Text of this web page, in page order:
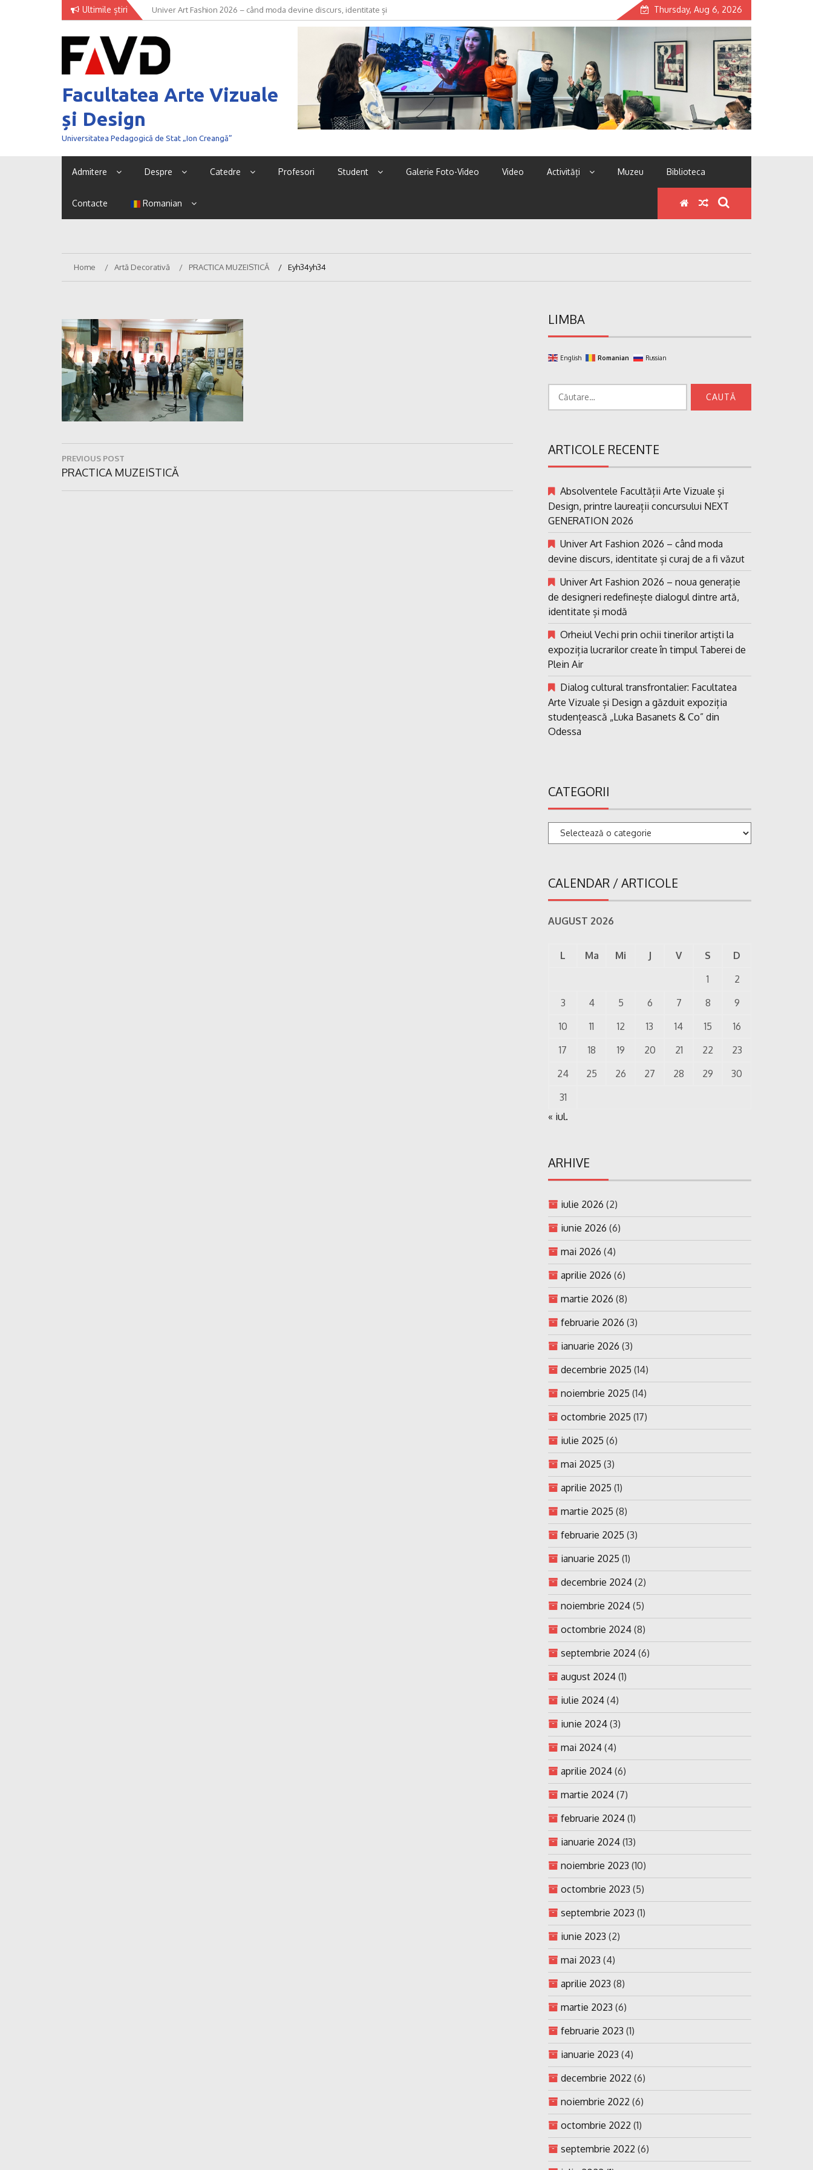
Ultimile știri
Univer Art Fashion 2026 – când moda devine discurs, identitate și
curaj de a fi văzut
Thursday, Aug 6, 2026
Facultatea Arte Vizuale
și Design
Universitatea Pedagogică de Stat „Ion Creangă”
Admitere Despre Catedre Profesori Student Galerie Foto-Video Video Activități Muzeu Biblioteca
Contacte Romanian
Home Artă Decorativă PRACTICA MUZEISTICĂ Eyh34yh34
Navigare
în
articole
PREVIOUS POST
Previous
Post:
PRACTICA MUZEISTICĂ
LIMBA
English Romanian Russian
ARTICOLE RECENTE
Absolventele Facultății Arte Vizuale și
Design, printre laureații concursului NEXT
GENERATION 2026
Univer Art Fashion 2026 – când moda
devine discurs, identitate și curaj de a fi văzut
Univer Art Fashion 2026 – noua generație
de designeri redefinește dialogul dintre artă,
identitate și modă
Orheiul Vechi prin ochii tinerilor artiști la
expoziția lucrarilor create în timpul Taberei de
Plein Air
Dialog cultural transfrontalier: Facultatea
Arte Vizuale și Design a găzduit expoziția
studențească „Luka Basanets & Co” din
Odessa
CATEGORII
Categorii
CALENDAR / ARTICOLE
AUGUST 2026
L Ma Mi J V S
D
1
2
3
4 5 6 7 8
9
10
11 12 13 14 15
16
17
18 19 20 21 22
23
24
25 26 27 28 29
30
31
« iul.
ARHIVE
iulie 2026 (2)
iunie 2026 (6)
mai 2026 (4)
aprilie 2026 (6)
martie 2026 (8)
februarie 2026 (3)
ianuarie 2026 (3)
decembrie 2025 (14)
noiembrie 2025 (14)
octombrie 2025 (17)
iulie 2025 (6)
mai 2025 (3)
aprilie 2025 (1)
martie 2025 (8)
februarie 2025 (3)
ianuarie 2025 (1)
decembrie 2024 (2)
noiembrie 2024 (5)
octombrie 2024 (8)
septembrie 2024 (6)
august 2024 (1)
iulie 2024 (4)
iunie 2024 (3)
mai 2024 (4)
aprilie 2024 (6)
martie 2024 (7)
februarie 2024 (1)
ianuarie 2024 (13)
noiembrie 2023 (10)
octombrie 2023 (5)
septembrie 2023 (1)
iunie 2023 (2)
mai 2023 (4)
aprilie 2023 (8)
martie 2023 (6)
februarie 2023 (1)
ianuarie 2023 (4)
decembrie 2022 (6)
noiembrie 2022 (6)
octombrie 2022 (1)
septembrie 2022 (6)